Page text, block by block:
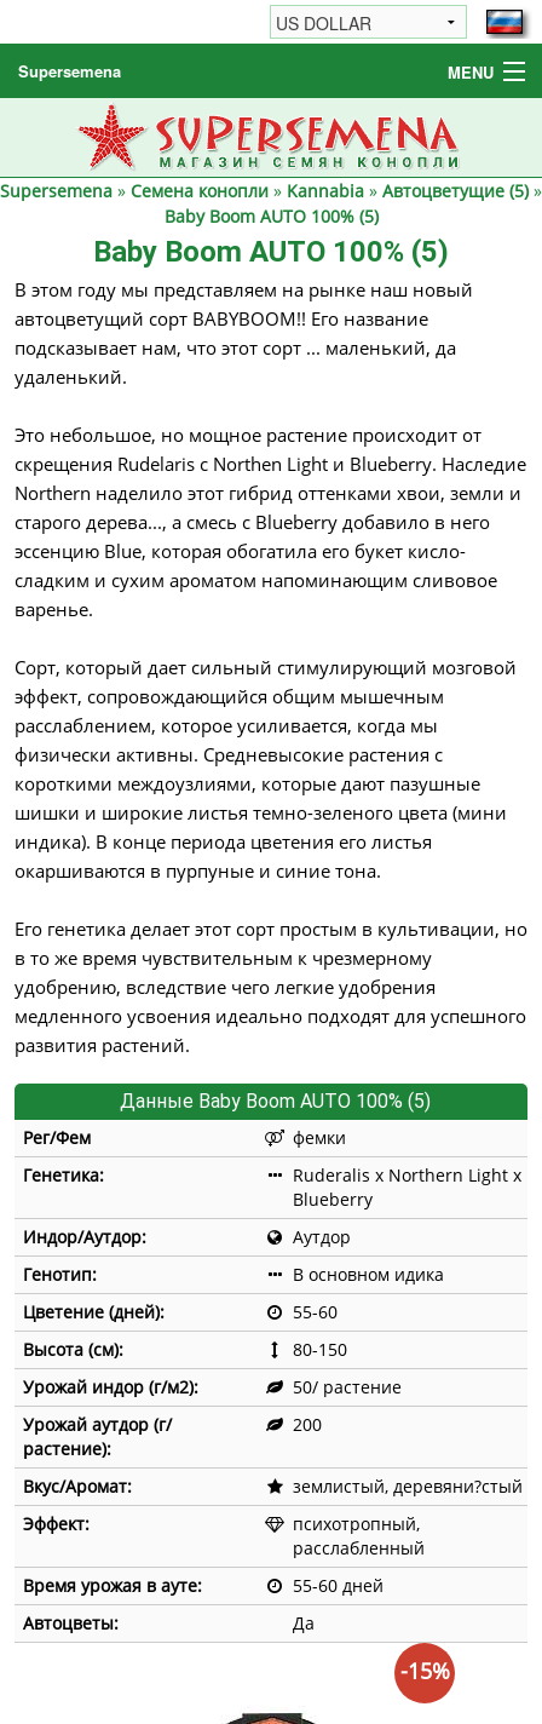
Supersemena MENU
Семена конопли
Другие товары
Как заказать / FAQ
Supersemena » Семена конопли » Kannabia » Автоцветущие (5)»
Baby Boom AUTO 100% (5)
Baby Boom AUTO 100% (5)
В этом году мы представляем на рынке наш новый
автоцветущий сорт BABYBOOM!! Его название
подсказывает нам, что этот сорт ... маленький, да
удаленький.
Это небольшое, но мощное растение происходит от
скрещения Rudelaris с Northen Light и Blueberry. Наследие
Northern наделило этот гибрид оттенками хвои, земли и
старого дерева..., а смесь с Blueberry добавило в него
эссенцию Blue, которая обогатила его букет кисло-
сладким и сухим ароматом напоминающим сливовое
варенье.
Сорт, который дает сильный стимулирующий мозговой
эффект, сопровождающийся общим мышечным
расслаблением, которое усиливается, когда мы
физически активны. Средневысокие растения с
короткими междоузлиями, которые дают пазушные
шишки и широкие листья темно-зеленого цвета (мини
индика). В конце периода цветения его листья
окаршиваются в пурпуные и синие тона.
Его генетика делает этот сорт простым в культивации, но
в то же время чувствительным к чрезмерному
удобрению, вследствие чего легкие удобрения
медленного усвоения идеально подходят для успешного
развития растений.
Данные Baby Boom AUTO 100% (5)
Рег/Фем
фемки
Генетика:
Ruderalis x Northern Light x
Blueberry
Индор/Аутдор:
Аутдор
Генотип:
В основном идика
Цветение (дней):
55-60
Высота (см):
80-150
Урожай индор (г/м2):
50/ растение
Урожай аутдор (г/
растение):
200
Вкус/Аромат:
землистый, деревяни?стый
Эффект:
психотропный,
расслабленный
Время урожая в ауте:
55-60 дней
Автоцветы:
Да
-15%